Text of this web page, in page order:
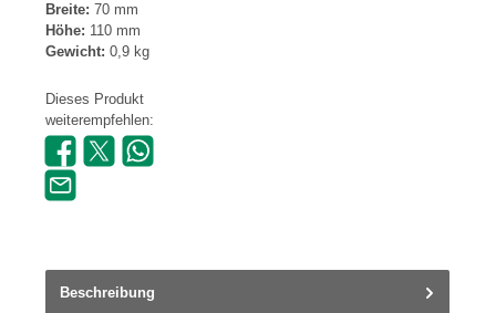
Breite: 70 mm
Höhe: 110 mm
Gewicht: 0,9 kg
Dieses Produkt
weiterempfehlen:
Beschreibung